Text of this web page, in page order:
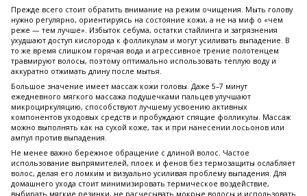
Прежде всего стоит обратить внимание на режим очищения. Мыть голову
нужно регулярно, ориентируясь на состояние кожи, а не на миф о «чем
реже — тем лучше». Избыток себума, остатки стайлинга и загрязнения
ухудшают доступ кислорода к фолликулам и могут усиливать выпадение. В
то же время слишком горячая вода и агрессивное трение полотенцем
травмируют волосы, поэтому оптимально использовать теплую воду и
аккуратно отжимать длину после мытья.
Большое значение имеет массаж кожи головы. Даже 5–7 минут
ежедневного мягкого массажа подушечками пальцев улучшают
микроциркуляцию, способствуют лучшему усвоению активных
компонентов уходовых средств и пробуждают спящие фолликулы. Массаж
можно выполнять как на сухой коже, так и при нанесении лосьонов или
ампул против выпадения.
Не менее важно бережное обращение с длиной волос. Частое
использование выпрямителей, плоек и фенов без термозащиты ослабляет
волос, делая его ломким и визуально усиливая проблему выпадения. Для
домашнего ухода стоит минимизировать термическое воздействие,
выбирать мягкие резинки, не расчесывать мокрые волосы и использовать